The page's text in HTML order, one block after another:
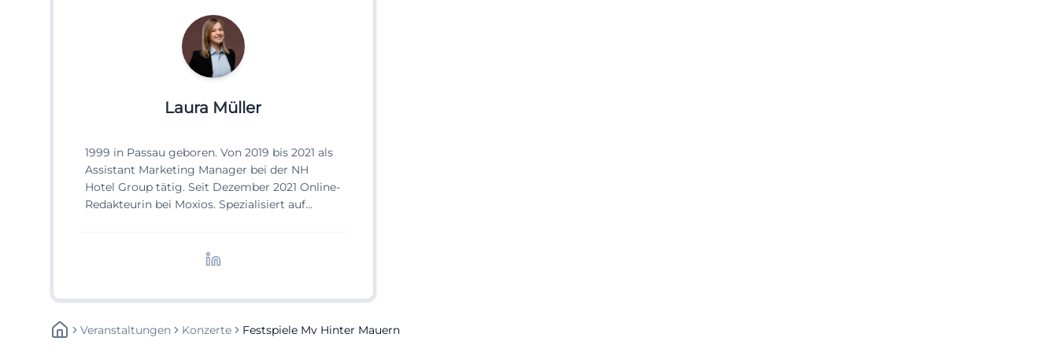
Laura Müller
1999 in Passau geboren. Von 2019 bis 2021 als
Assistant Marketing Manager bei der NH
Hotel Group tätig. Seit Dezember 2021 Online-
Redakteurin bei Moxios. Spezialisiert auf
Veranstaltungen Konzerte Festspiele Mv Hinter Mauern